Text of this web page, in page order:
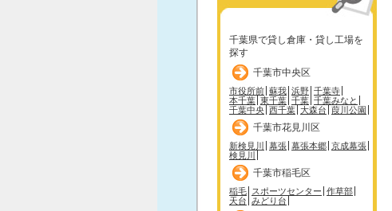
千葉県で貸し倉庫・貸し工場を
探す
千葉市中央区
市役所前 蘇我 浜野 千葉寺
本千葉 東千葉 千葉 千葉みなと
千葉中央 西千葉 大森台 葭川公園
千葉市花見川区
新検見川 幕張 幕張本郷 京成幕張
検見川
千葉市稲毛区
稲毛 スポーツセンター 作草部
天台 みどり台